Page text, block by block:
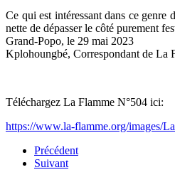
Ce qui est intéressant dans ce
nette de dépasser le côté purement
Grand-Popo, le 29 mai 2023
Kplohoungbé, Correspondant de La
Téléchargez La Flamme N°504 ici:
https://www.la-flamme.org/images/
Précédent
Suivant